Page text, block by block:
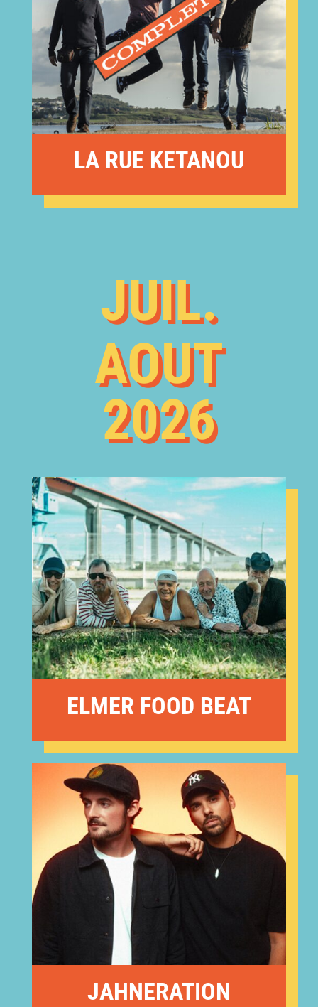
LA RUE KETANOU
JUIL.
AOUT
2026
ELMER FOOD BEAT
JAHNERATION